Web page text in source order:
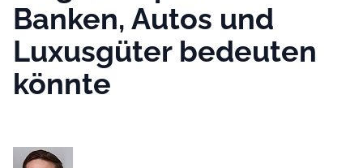
Banken, Autos und
Luxusgüter bedeuten
könnte